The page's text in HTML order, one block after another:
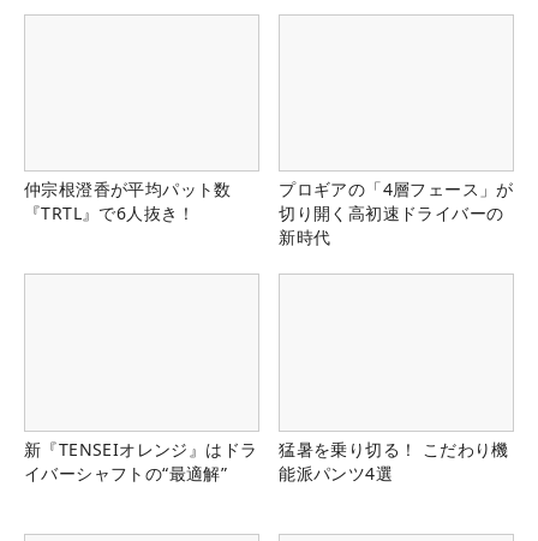
仲宗根澄香が平均パット数
『TRTL』で6人抜き！
プロギアの「4層フェース」が
切り開く高初速ドライバーの
新時代
新『TENSEIオレンジ』はドラ
イバーシャフトの“最適解”
猛暑を乗り切る！ こだわり機
能派パンツ4選